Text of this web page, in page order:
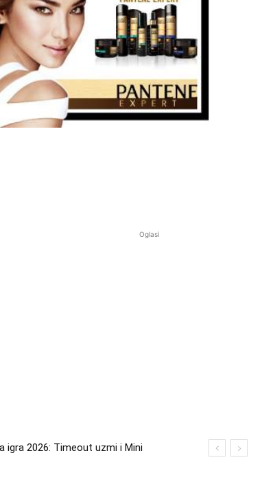
Oglasi
igra 2026: Timeout uzmi i Mini
Kupi bilo što i osvoji putovanje